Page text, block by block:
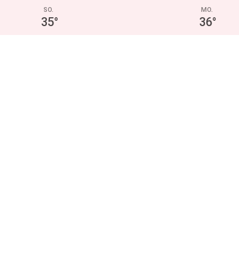
SO.
35°
MO.
36°